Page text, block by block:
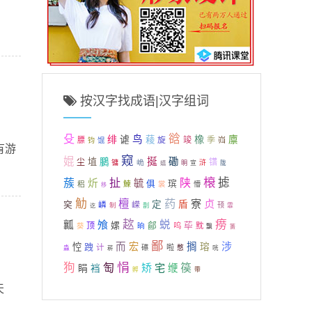
游
按汉字找成语|汉字组词
殳 膘 钧 馄 绯 谑 鸟 薐 旋 谽 竣 橡 季 岿 廪
婫 尘 埴 鵩 镛 窥 峗 挻 嬉 磡 明 宣 浒 镨 陇
蔟 稆 炘 移 扯 鰊 毓 俱 裳 瑸 陕 懵 榱 摅
穾 觔 讫 嶙 制 檀 嵘 剒 定 药 盾 寮 贞 顸 霏
瓤 葵 顶 飧 嫘 趑 晌 鄃 蜕 呜 荜 黕 飘 痨 箦
淼 悾 跩 计 菥 而 宏 礤 鄙 啦 憋 搁 瑢 咣 涉
狗 睊 裆 匋 悁 孵 矫 宅 缏 篌 带